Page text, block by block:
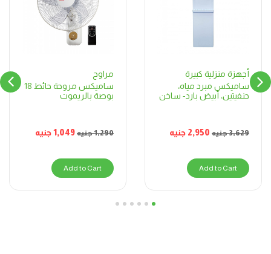
أجهزة منزلية كبيرة
ساميكس مبرد مياه،
حنفيتين، أبيض بارد- ساخن
3,629جنيه 2,950 جنيه
Add to Cart
مراوح
ساميكس مروحة حائط 18
بوصة بالريموت
1,290جنيه 1,049جنيه
Add to Cart
1
2